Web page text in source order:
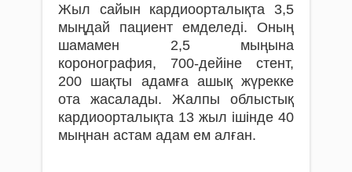
Жыл сайын кардиоорталықта 3,5
мыңдай пациент емделеді. Оның
шамамен 2,5 мыңына
коронография, 700-дейіне стент,
200 шақты адамға ашық жүрекке
ота жасалады. Жалпы облыстық
кардиоорталықта 13 жыл ішінде 40
мыңнан астам адам ем алған.